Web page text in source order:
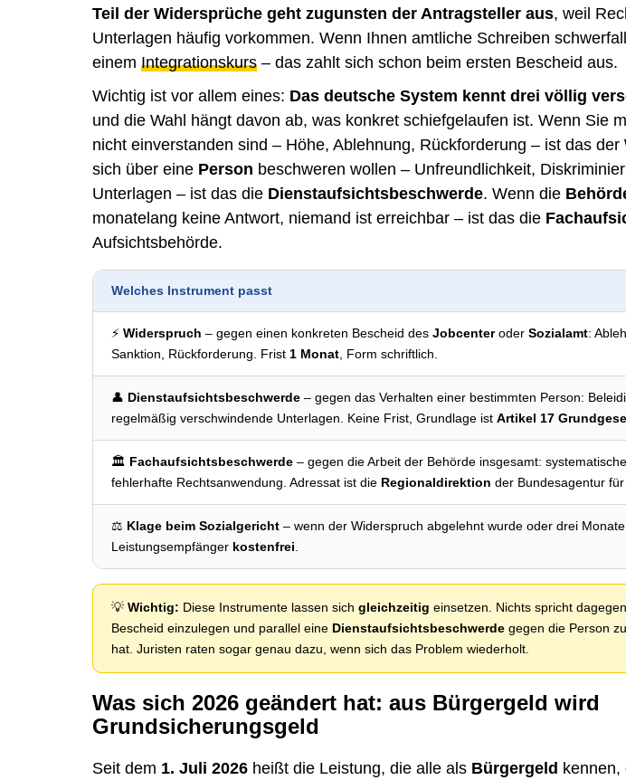
Teil der Widersprüche geht zugunsten der Antragsteller aus, weil
Unterlagen häufig vorkommen. Wenn Ihnen amtliche Schreiben
einem Integrationskurs – das zahlt sich schon beim ersten Bescheid aus.
Wichtig ist vor allem eines: Das deutsche System kennt drei völlig
und die Wahl hängt davon ab, was konkret schiefgelaufen ist. Wenn Sie
nicht einverstanden sind – Höhe, Ablehnung, Rückforderung – ist das der
sich über eine Person beschweren wollen – Unfreundlichkeit,
Unterlagen – ist das die Dienstaufsichtsbeschwerde. Wenn die
monatelang keine Antwort, niemand ist erreichbar – ist das die
Aufsichtsbehörde.
Welches Instrument passt
⚡ Widerspruch – gegen einen konkreten Bescheid des Jobcenteroder Sozialamt:
Sanktion, Rückforderung. Frist 1 Monat, Form schriftlich.
👤 Dienstaufsichtsbeschwerde – gegen das Verhalten einer bestimmten Person:
regelmäßig verschwindende Unterlagen. Keine Frist, Grundlage ist Artikel 17
🏛️ Fachaufsichtsbeschwerde – gegen die Arbeit der Behörde insgesamt:
fehlerhafte Rechtsanwendung. Adressat ist die Regionaldirektion der Bundesagentur für
⚖️ Klage beim Sozialgericht – wenn der Widerspruch abgelehnt wurde oder drei
Leistungsempfänger kostenfrei.
💡 Wichtig: Diese Instrumente lassen sich gleichzeitig einsetzen. Nichts spricht
Bescheid einzulegen und parallel eine Dienstaufsichtsbeschwerde gegen die Person
hat. Juristen raten sogar genau dazu, wenn sich das Problem wiederholt.
Was sich 2026 geändert hat: aus Bürgergeld wird
Grundsicherungsgeld
Seit dem 1. Juli 2026 heißt die Leistung, die alle als Bürgergeld kennen,